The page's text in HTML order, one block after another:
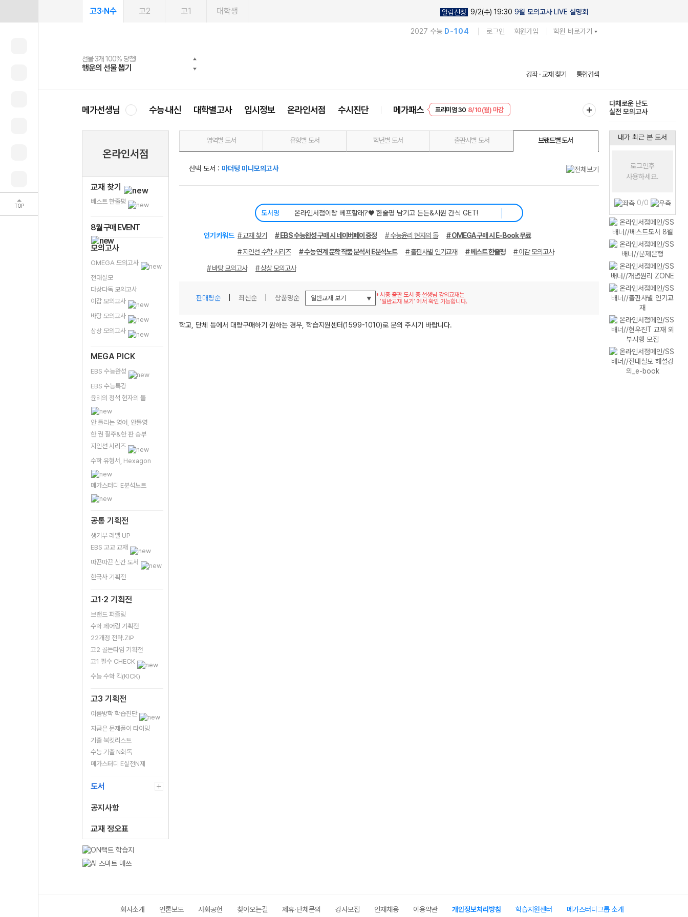
TOP
고3·N수 고2 고1 대학생 알람신청 9/2(수) 19:30 9월 모의고사 LIVE 설명회
2027 수능 D-104 로그인 회원가입 학원 바로가기
메가스터디
선물 3개 100% 당첨!
행운의 선물 뽑기
선물 100% 증정!
메가스터디 X 올리브
여름방학 스터디 캐시백
메가런 썸머스쿨
2027 러셀 단과
강사 공개선발
스마트러닝앱
설문 EVENT
메가패스
3일 무료 체험권
메가패스 수강생 무료혜택!
메가클럽 멤버십
사회공헌 캠페인
희망이룸 메가나눔
강좌 · 교재 찾기 통합검색
메가선생님 수능·내신 대학별고사 입시정보 온라인서점 수시진단 메가패스
EVENT 8/10(월) 마감
다채로운 난도
실전 모의고사
온라인서점
교재 찾기
베스트 한줄평
8월 구매 EVENT
모의고사
OMEGA 모의고사
전대실모
다상다독 모의고사
이감 모의고사
바탕 모의고사
상상 모의고사
MEGA PICK
EBS 수능완성
EBS 수능특강
윤리의 정석 현자의 돌
안 틀리는 영어, 안틀영
한 권 질주&한 판 승부
지인선 시리즈
수학 유형서, Hexagon
메가스터디 E분석노트
공통 기획전
생기부 레벨 UP
EBS 고교 교재
따끈따끈 신간 도서
한국사 기획전
고1·2 기획전
브랜드 퍼즐링
수학 페어링 기획전
22개정 전략.ZIP
고2 골든타임 기획전
고1 필수 CHECK
수능 수학 킥(KICK)
고3 기획전
여름방학 학습진단
지금은 문제풀이 타이밍
기출 북킷리스트
수능 기출 N회독
메가스터디 E실전N제
도서
공지사항
교재 정오표
영역별 도서 유형별 도서 학년별 도서 출판사별 도서 브랜드별 도서
선택 도서 : 마더텅 미니모의고사
도서명
인기키워드 # 교재 찾기 # EBS 수능완성 구매 시 네이버페이 증정 # 수능윤리 현자의 돌
# OMEGA 구매 시 E-Book 무료
# 지인선 수학 시리즈
# 수능 연계 문학 작품 분석서 E분석노트 # 출판사별 인기교재 # 베스트 한줄평
# 이감 모의고사
# 바탕 모의고사
# 상상 모의고사
판매량순 최신순 상품명순
시중 출판 도서 중 선생님 강의교재는
‘일반교재 보기’ 에서 확인 가능합니다.
학교, 단체 등에서 대량구매하기 원하는 경우, 학습지원센터(1599-1010)로 문의 주시기 바랍니다.
내가 최근 본 도서
로그인후
사용하세요.
0/0
회사소개 언론보도 사회공헌 찾아오는길 제휴·단체문의 강사모집 인재채용 이용약관 개인정보처리방침 학습지원센터 메가스터디그룹 소개